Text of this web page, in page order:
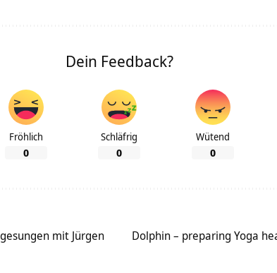
Dein Feedback?
Fröhlich
0
Schläfrig
0
Wütend
0
mit Jürgen
Dolphin – preparing Yoga